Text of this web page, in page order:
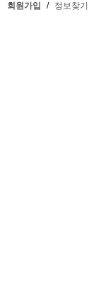
회원가입 / 정보찾기